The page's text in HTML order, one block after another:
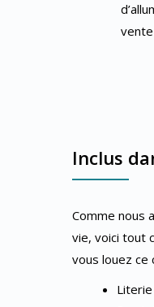
Inclus
Comme nous
vie, voici tout
vous louez ce
Literie